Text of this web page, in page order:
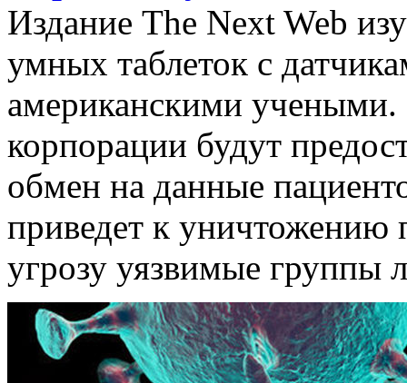
Издание The Next Web
умных таблеток с
американскими
корпорации будут
обмен на данные
приведет к уничтожению
угрозу уязвимые группы